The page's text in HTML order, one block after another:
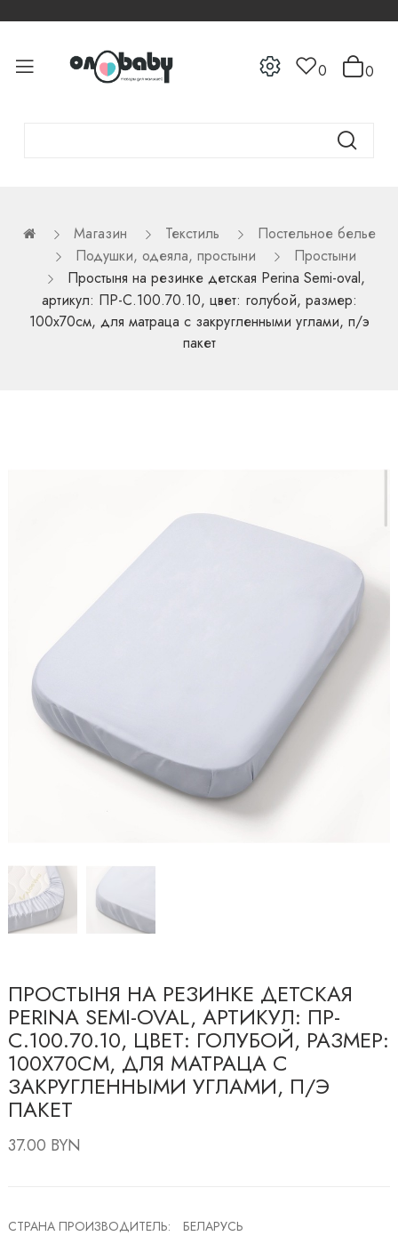
0 0
Магазин Текстиль
Постельное белье
Подушки, одеяла, простыни
Простыни
Простыня на резинке детская Perina Semi-oval,
артикул: ПР-С.100.70.10, цвет: голубой, размер:
100х70см, для матраца с закругленными углами, п/э
пакет
ПРОСТЫНЯ НА РЕЗИНКЕ ДЕТСКАЯ
PERINA SEMI-OVAL, АРТИКУЛ: ПР-
С.100.70.10, ЦВЕТ: ГОЛУБОЙ, РАЗМЕР:
100Х70СМ, ДЛЯ МАТРАЦА С
ЗАКРУГЛЕННЫМИ УГЛАМИ, П/Э
ПАКЕТ
37.00 BYN
СТРАНА ПРОИЗВОДИТЕЛЬ:
БЕЛАРУСЬ